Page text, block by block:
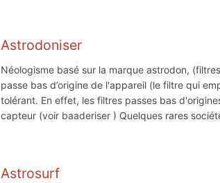
Astrodoniser
Néologisme basé sur la marque astrodon,
passe bas d’origine de l'appareil (le filtre qui
tolérant. En effet, les filtres passes bas
capteur (voir baaderiser ) Quelques rares
Astrosurf